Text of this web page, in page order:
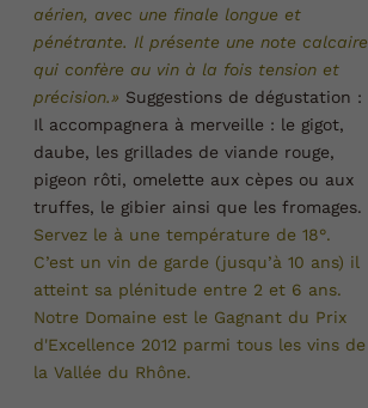
aérien, avec une finale longue et
pénétrante. Il présente une note calcaire
qui confère au vin à la fois tension et
précision.» Suggestions de dégustation :
Il accompagnera à merveille : le gigot,
daube, les grillades de viande rouge,
pigeon rôti, omelette aux cèpes ou aux
truffes, le gibier ainsi que les fromages.
Servez le à une température de 18°.
C’est un vin de garde (jusqu’à 10 ans) il
atteint sa plénitude entre 2 et 6 ans.
Notre Domaine est le Gagnant du Prix
d'Excellence 2012 parmi tous les vins de
la Vallée du Rhône.